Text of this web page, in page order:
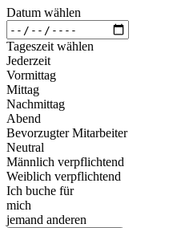
Datum wählen
Tageszeit wählen
Jederzeit
Vormittag
Mittag
Nachmittag
Abend
Bevorzugter Mitarbeiter
Neutral
Männlich verpflichtend
Weiblich verpflichtend
Ich buche für
mich
jemand anderen